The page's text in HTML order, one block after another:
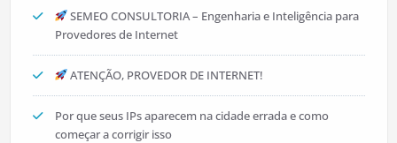
SEMEO CONSULTORIA – Engenharia e Inteligência para
Provedores de Internet
ATENÇÃO, PROVEDOR DE INTERNET!
Por que seus IPs aparecem na cidade errada e como
começar a corrigir isso